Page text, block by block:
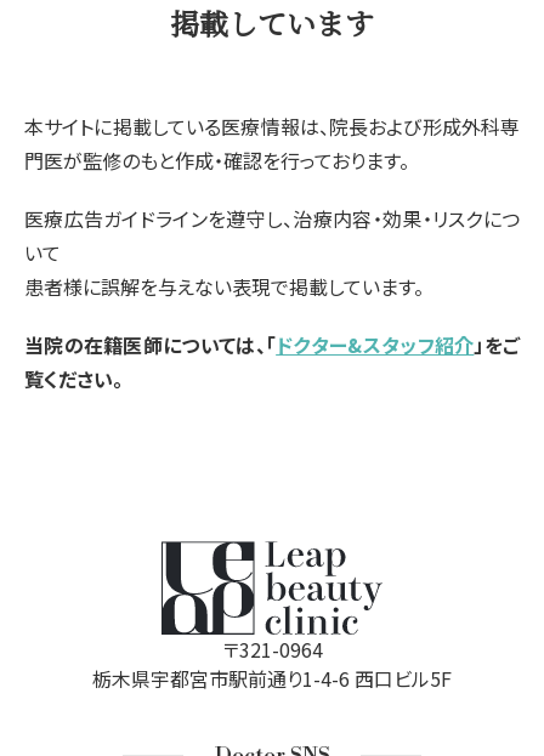
掲載しています
本サイトに掲載している医療情報は、院長および形成外科専
門医が監修のもと作成・確認を行っております。
医療広告ガイドラインを遵守し、治療内容・効果・リスクにつ
いて
患者様に誤解を与えない表現で掲載しています。
当院の在籍医師については、「ドクター&スタッフ紹介」をご
覧ください。
〒321-0964
栃木県宇都宮市駅前通り1-4-6 西口ビル5F